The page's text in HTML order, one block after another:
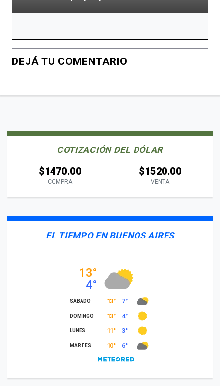
DEJÁ TU COMENTARIO
COTIZACIÓN DEL DÓLAR
$1470.00
COMPRA
$1520.00
VENTA
EL TIEMPO EN BUENOS AIRES